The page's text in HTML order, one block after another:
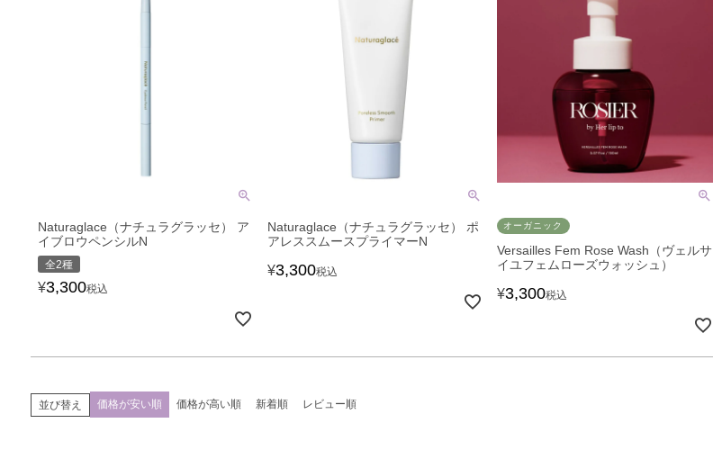
Naturaglace（ナチュラグラッセ） ア
イブロウペンシルN
全2種
¥3,300税込
Naturaglace（ナチュラグラッセ） ポ
アレススムースプライマーN
¥3,300税込
オーガニック
Versailles Fem Rose Wash（ヴェルサ
イユフェムローズウォッシュ）
¥3,300税込
並び替え 価格が安い順 価格が高い順 新着順 レビュー順